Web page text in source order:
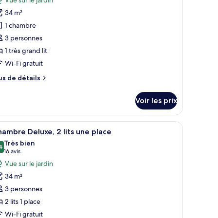
:
34 m²
1 chambre
3 personnes
1 très grand lit
Wi-Fi gratuit
de détails
Voir les prix
canapé, une table ronde et une chaise. On y trouve un lit avec une table
:
Une chaise et une table en bois,
8 Deluxe, 2 lits une place
sur 10
Très bien
16 avis
(16 avis)
Vue sur le jardin
34 m²
3 personnes
2 lits 1 place
Wi-Fi gratuit